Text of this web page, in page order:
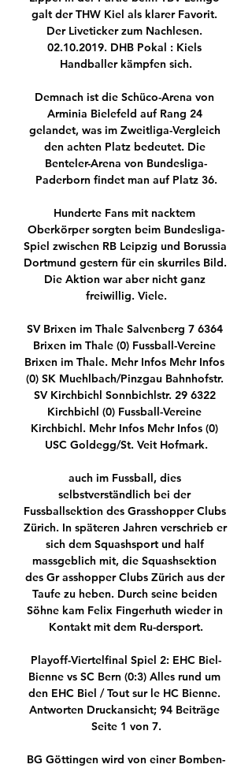
galt der THW Kiel als klarer Favorit.
Der Liveticker zum Nachlesen.
02.10.2019. DHB Pokal : Kiels
Handballer kämpfen sich.
Demnach ist die Schüco-Arena von
Arminia Bielefeld auf Rang 24
gelandet, was im Zweitliga-Vergleich
den achten Platz bedeutet. Die
Benteler-Arena von Bundesliga-
Paderborn findet man auf Platz 36.
Hunderte Fans mit nacktem
Oberkörper sorgten beim Bundesliga-
Spiel zwischen RB Leipzig und Borussia
Dortmund gestern für ein skurriles Bild.
Die Aktion war aber nicht ganz
freiwillig. Viele.
SV Brixen im Thale Salvenberg 7 6364
Brixen im Thale (0) Fussball-Vereine
Brixen im Thale. Mehr Infos Mehr Infos
(0) SK Muehlbach/Pinzgau Bahnhofstr.
SV Kirchbichl Sonnbichlstr. 29 6322
Kirchbichl (0) Fussball-Vereine
Kirchbichl. Mehr Infos Mehr Infos (0)
USC Goldegg/St. Veit Hofmark.
auch im Fussball, dies
selbstverständlich bei der
Fussballsektion des Grasshopper Clubs
Zürich. In späteren Jahren verschrieb er
sich dem Squashsport und half
massgeblich mit, die Squashsektion
des Gr asshopper Clubs Zürich aus der
Taufe zu heben. Durch seine beiden
Söhne kam Felix Fingerhuth wieder in
Kontakt mit dem Ru-dersport.
Playoff-Viertelfinal Spiel 2: EHC Biel-
Bienne vs SC Bern (0:3) Alles rund um
den EHC Biel / Tout sur le HC Bienne.
Antworten Druckansicht; 94 Beiträge
Seite 1 von 7.
BG Göttingen wird von einer Bomben-